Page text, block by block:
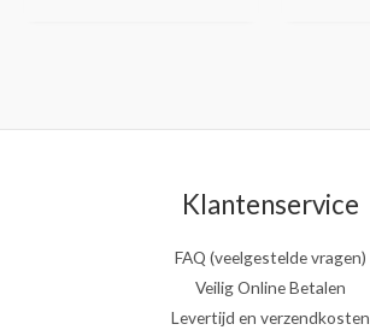
Klantenservice
FAQ (veelgestelde vragen)
Veilig Online Betalen
Levertijd en verzendkosten